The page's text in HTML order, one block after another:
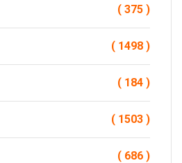
( 375 )
( 1498 )
( 184 )
( 1503 )
( 686 )